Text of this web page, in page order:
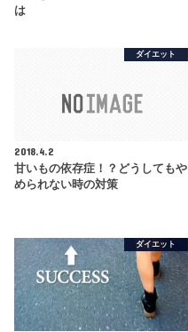
は
ダイエット
2018.4.2
甘いもの依存症！？どうしてもや
められない時の対策
ダイエット